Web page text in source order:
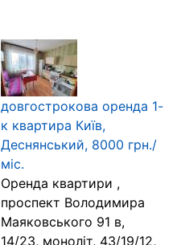
довгострокова оренда 1-
к квартира Київ,
Деснянський, 8000 грн./
міс.
Оренда квартири ,
проспект Володимира
Маяковського 91 в,
14/23, моноліт, 43/19/12,